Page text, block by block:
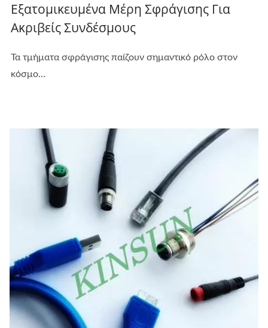
Εξατομικευμένα Μέρη Σφράγισης Για
Ακριβείς Συνδέσμους
Τα τμήματα σφράγισης παίζουν σημαντικό ρόλο στον
κόσμο...